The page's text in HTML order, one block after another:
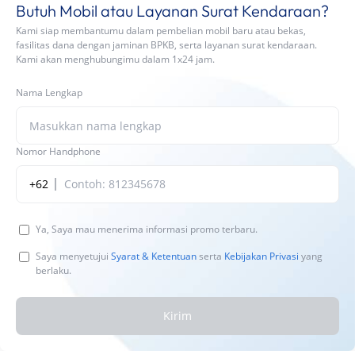
Butuh Mobil atau Layanan Surat Kendaraan?
Kami siap membantumu dalam pembelian mobil baru atau bekas,
fasilitas dana dengan jaminan BPKB, serta layanan surat kendaraan.
Kami akan menghubungimu dalam 1x24 jam.
Nama Lengkap
Nomor Handphone
+62
Ya, Saya mau menerima informasi promo terbaru.
Saya menyetujui Syarat & Ketentuanserta Kebijakan Privasi yang
berlaku.
Kirim